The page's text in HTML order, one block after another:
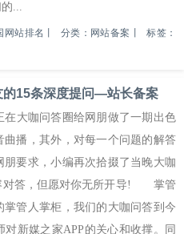
...
网站排名 分类：网站备案
标签：
的15条深度提问—站长备案
大咖问答圈给网朋做了一期出色
播，其外，对每一个问题的解答
要求，小编再次拾掇了当晚大咖
对答，但愿对你无所开导! 掌管
管人掌柜，我们的大咖问答到今
新媒之家APP的关心和收撑。同